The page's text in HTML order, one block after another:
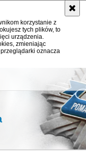
korzystanie z
tych plików, to
urządzenia.
zmieniając
oznacza